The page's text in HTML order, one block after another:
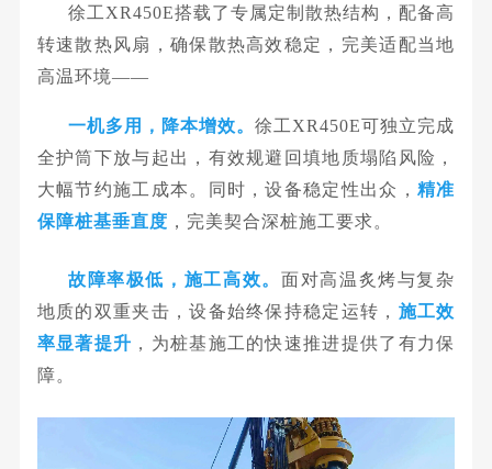
徐工XR450E搭载了专属定制散热结构，配备高
转速散热风扇，确保散热高效稳定，完美适配当地
高温环境——
一机多用，降本增效。徐工XR450E可独立完成
全护筒下放与起出，有效规避回填地质塌陷风险，
大幅节约施工成本。同时，设备稳定性出众， 精准
保障桩基垂直度 ，完美契合深桩施工要求。
故障率极低，施工高效。 面对高温炙烤与复杂
地质的双重夹击，设备始终保持稳定运转， 施工效
率显著提升 ，为桩基施工的快速推进提供了有力保
障。